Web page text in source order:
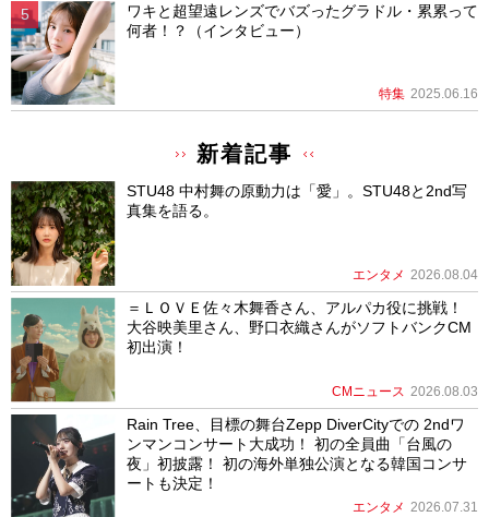
ワキと超望遠レンズでバズったグラドル・累累って
何者！？（インタビュー）
特集 2025.06.16
新着記事
STU48 中村舞の原動力は「愛」。STU48と2nd写
真集を語る。
エンタメ 2026.08.04
＝ＬＯＶＥ佐々木舞香さん、アルパカ役に挑戦！
大谷映美里さん、野口衣織さんがソフトバンクCM
初出演！
CMニュース 2026.08.03
Rain Tree、目標の舞台Zepp DiverCityでの 2ndワ
ンマンコンサート大成功！ 初の全員曲「台風の
夜」初披露！ 初の海外単独公演となる韓国コンサ
ートも決定！
エンタメ 2026.07.31